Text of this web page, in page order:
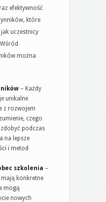
efektywność
które
uczestnicy
można
– Każdy
unikalne
z rozwojem
czego
podczas
na lepsze
i metod
szkolenia –
konkretne
mogą
nowych